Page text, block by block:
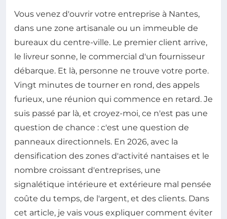
Vous venez d'ouvrir votre entreprise à Nantes,
dans une zone artisanale ou un immeuble de
bureaux du centre-ville. Le premier client arrive,
le livreur sonne, le commercial d'un fournisseur
débarque. Et là, personne ne trouve votre porte.
Vingt minutes de tourner en rond, des appels
furieux, une réunion qui commence en retard. Je
suis passé par là, et croyez-moi, ce n'est pas une
question de chance : c'est une question de
panneaux directionnels. En 2026, avec la
densification des zones d'activité nantaises et le
nombre croissant d'entreprises, une
signalétique intérieure et extérieure mal pensée
coûte du temps, de l'argent, et des clients. Dans
cet article, je vais vous expliquer comment éviter